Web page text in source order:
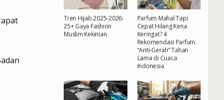
Tren Hijab 2025-2026:
25+ Gaya Fashion
Muslim Kekinian
Parfum Mahal Tapi
Cepat Hilang Kena
Keringat? 4
Rekomendasi Parfum
“Anti-Gerah” Tahan
Lama di Cuaca
Indonesia